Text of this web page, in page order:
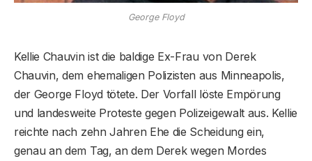
George Floyd
Kellie Chauvin ist die baldige Ex-Frau von Derek
Chauvin, dem ehemaligen Polizisten aus Minneapolis,
der George Floyd tötete. Der Vorfall löste Empörung
und landesweite Proteste gegen Polizeigewalt aus. Kellie
reichte nach zehn Jahren Ehe die Scheidung ein,
genau an dem Tag, an dem Derek wegen Mordes